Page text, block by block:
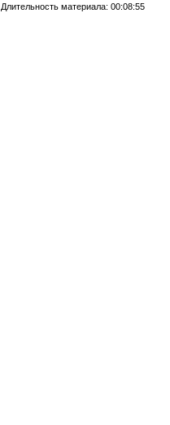
Длительность материала: 00:08:55